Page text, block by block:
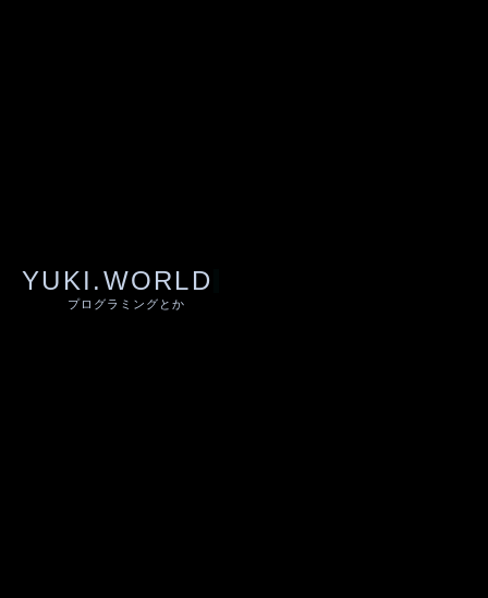
YUKI.WORLD
プログラミングとか